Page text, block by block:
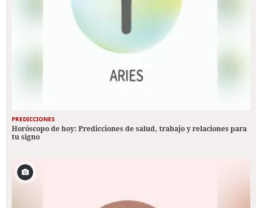
PREDICCIONES
Horóscopo de hoy: Predicciones de salud, trabajo y relaciones para
tu signo